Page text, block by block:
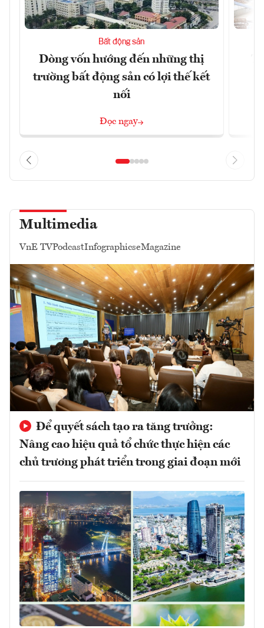
Bất động sản
Dòng vốn hướng đến những thị
trường bất động sản có lợi thế kết
nối
Đọc ngay
Multimedia
VnE TVPodcastInfographicseMagazine
Để quyết sách tạo ra tăng trưởng:
Nâng cao hiệu quả tổ chức thực hiện các
chủ trương phát triển trong giai đoạn mới